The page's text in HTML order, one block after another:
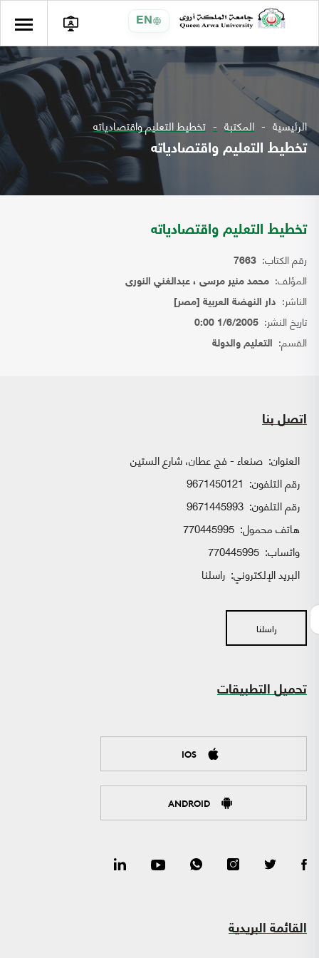
EN
الرئيسية المكتبة تخطيط التعليم واقتصادياته
تخطيط التعليم واقتصادياته
تخطيط التعليم واقتصادياته
رقم الكتاب: 7663
المؤلف: محمد منير مرسى ، عبدالغني النورى
الناشر: دار النهضة العربية [مصر]
تاريخ النشر: 1/6/2005 0:00
القسم: التعليم والدولة
اتصل بنا
العنوان: صنعاء - فج عطان، شارع الستين
رقم التلفون: 9671450121
رقم التلفون: 9671445993
هاتف محمول: 770445995
واتساب:
البريد الإلكتروني: راسلنا
راسلنا
تحميل التطبيقات
IOS
ANDROID
القائمة البريدية